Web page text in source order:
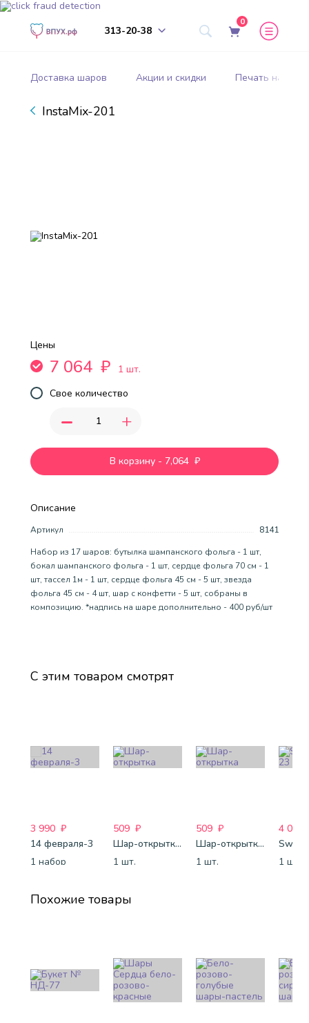
313-20-38
0
Доставка шаров Акции и скидки Печать на
InstaMix-201
Описание
Артикул
8141
Набор из 17 шаров: бутылка шампанского фольга - 1 шт,
бокал шампанского фольга - 1 шт, сердце фольга 70 см - 1
шт, тассел 1м - 1 шт, сердце фольга 45 см - 5 шт, звезда
фольга 45 см - 4 шт, шар с конфетти - 5 шт, собраны в
композицию. *надпись на шаре дополнительно - 400 руб/шт
Цены
7 064 ₽
1 шт.
Свое количество
- +
В корзину - 7,064 ₽
С этим товаром смотрят
3 990 ₽
14 февраля-3
1 набор
509 ₽
Шар-открытка "Сердце" (45 см) - 2
1 шт.
509 ₽
Шар-открытка "Звезда" (45 см) - 1
1 шт.
4 088
1 шт.
Похожие товары